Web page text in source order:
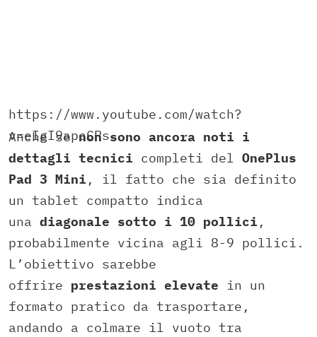
https://www.youtube.com/watch?
v=eIgI9apcCPs
Anche senon sono ancora noti i
dettagli tecnici completi del OnePlus
Pad 3 Mini , il fatto che sia definito
un tablet compatto indica
una diagonale sotto i 10 pollici ,
probabilmente vicina agli 8-9 pollici.
L’obiettivo sarebbe
offrire prestazioni elevate in un
formato pratico da trasportare,
andando a colmare il vuoto tra